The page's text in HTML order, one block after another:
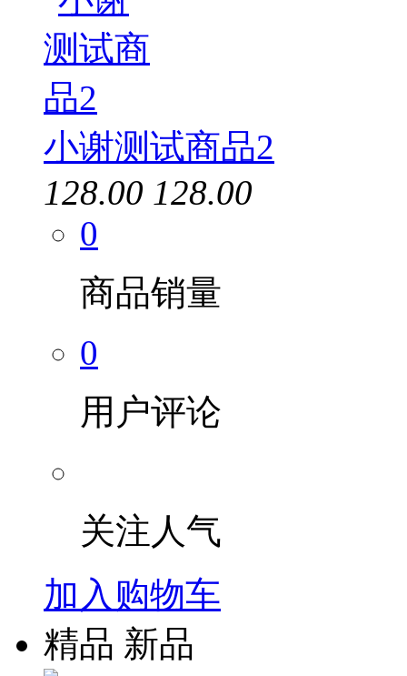
小谢测试商品2
128.00 128.00
0
商品销量
0
用户评论
关注人气
加入购物车
精品 新品